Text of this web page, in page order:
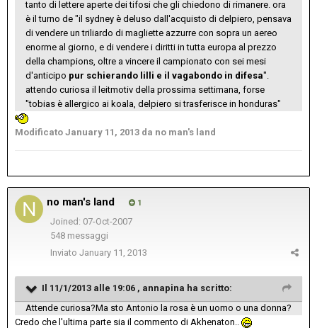
tanto di lettere aperte dei tifosi che gli chiedono di rimanere. ora
è il turno de "il sydney è deluso dall'acquisto di delpiero, pensava
di vendere un triliardo di magliette azzurre con sopra un aereo
enorme al giorno, e di vendere i diritti in tutta europa al prezzo
della champions, oltre a vincere il campionato con sei mesi
d'anticipo pur schierando lilli e il vagabondo in difesa".
attendo curiosa il leitmotiv della prossima settimana, forse
"tobias è allergico ai koala, delpiero si trasferisce in honduras"
Modificato January 11, 2013 da no man's land
no man's land 1
Joined: 07-Oct-2007
548 messaggi
Inviato January 11, 2013
Il 11/1/2013 alle 19:06 , annapina ha scritto:
Attende curiosa?Ma sto Antonio la rosa è un uomo o una donna?
Credo che l'ultima parte sia il commento di Akhenaton..